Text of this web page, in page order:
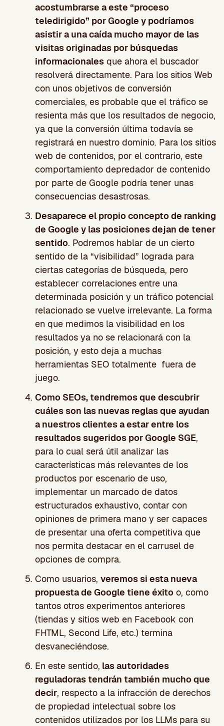
acostumbrarse a este “proceso
teledirigido” por Google y podríamos
asistir a una caída mucho mayor de las
visitas originadas por búsquedas
informacionales que ahora el buscador
resolverá directamente. Para los sitios Web
con unos objetivos de conversión
comerciales, es probable que el tráfico se
resienta más que los resultados de negocio,
ya que la conversión última todavía se
registrará en nuestro dominio. Para los sitios
web de contenidos, por el contrario, este
comportamiento depredador de contenido
por parte de Google podría tener unas
consecuencias desastrosas.
Desaparece el propio concepto de ranking
de Google y las posiciones dejan de tener
sentido. Podremos hablar de un cierto
sentido de la “visibilidad” lograda para
ciertas categorías de búsqueda, pero
establecer correlaciones entre una
determinada posición y un tráfico potencial
relacionado se vuelve irrelevante. La forma
en que medimos la visibilidad en los
resultados ya no se relacionará con la
posición, y esto deja a muchas
herramientas SEO totalmente fuera de
juego.
Como SEOs, tendremos que descubrir
cuáles son las nuevas reglas que ayudan
a nuestros clientes a estar entre los
resultados sugeridos por Google SGE,
para lo cual será útil analizar las
características más relevantes de los
productos por escenario de uso,
implementar un marcado de datos
estructurados exhaustivo, contar con
opiniones de primera mano y ser capaces
de presentar una oferta competitiva que
nos permita destacar en el carrusel de
opciones de compra.
Como usuarios, veremos si esta nueva
propuesta de Google tiene éxito o, como
tantos otros experimentos anteriores
(tiendas y sitios web en Facebook con
FHTML, Second Life, etc.) termina
desvaneciéndose.
En este sentido, las autoridades
reguladoras tendrán también mucho que
decir, respecto a la infracción de derechos
de propiedad intelectual sobre los
contenidos utilizados por los LLMs para su